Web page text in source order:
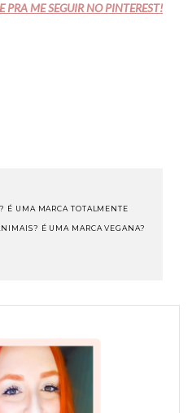
PRA ME SEGUIR NO PINTEREST!
É UMA MARCA TOTALMENTE
É UMA MARCA VEGANA?